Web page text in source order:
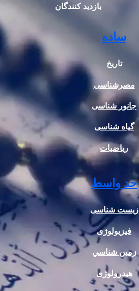
بازدید کنندگان
ساده
تاریخ
مصرشناسی
جانور شناسی
گیاه شناسی
ریاضیات
حد واسط
زیست شناسی
فیزیولوژی
زمين شناسي
هیدرولوژی